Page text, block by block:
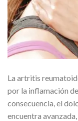
La artritis
por la inflamación
consecuencia, el
encuentra